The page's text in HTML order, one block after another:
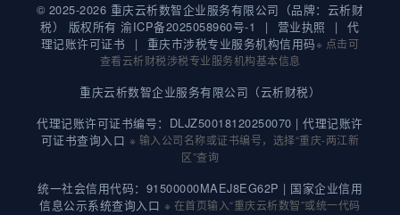
© 2025-2026 重庆云析数智企业服务有限公司（品牌：云析财
税） 版权所有渝ICP备2025058960号-1 | 营业执照 |
代
理记账许可证书
| 重庆市涉税专业服务机构信用码※ 点击可
查看云析财税涉税专业服务机构基本信息
重庆云析数智企业服务有限公司（云析财税）
代理记账许可证书编号：DLJZ50018120250070 |代理记账许
可证书查询入口 ※ 输入公司名称或证书编号，选择“重庆-两江新
区”查询
统一社会信用代码：91500000MAEJ8EG62P | 国家企业信用
信息公示系统查询入口 ※ 在首页输入“重庆云析数智”或统一代码